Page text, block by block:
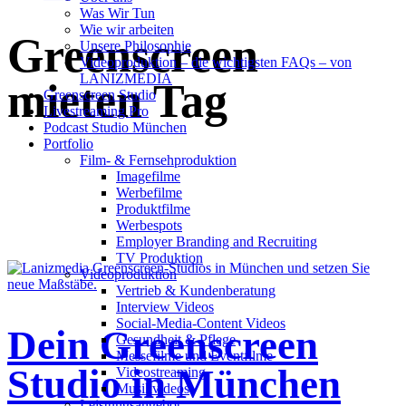
Was Wir Tun
Wie wir arbeiten
Unsere Philosophie
Videoproduktion – die wichtigsten FAQs – von
LANIZMEDIA
Greenscreen Studio
Livestreaming Pro
Podcast Studio München
Portfolio
Film- & Fernsehproduktion
Imagefilme
Werbefilme
Produktfilme
Werbespots
Employer Branding and Recruiting
TV Produktion
Videoproduktion
Vertrieb & Kundenberatung
Interview Videos
Social-Media-Content Videos
Gesundheit & Pflege
Mes­se­filme und Eventfilme
Video­strea­ming
Musikvideos
Greenscreen
mieten Tag
Dein Greenscreen
Studio in München